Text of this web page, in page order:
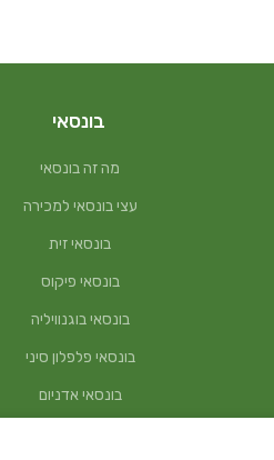
בונסאי
מה זה בונסאי
עצי בונסאי למכירה
בונסאי זית
בונסאי פיקוס
בונסאי בוגנוויליה
בונסאי פלפלון סיני
בונסאי אדניום